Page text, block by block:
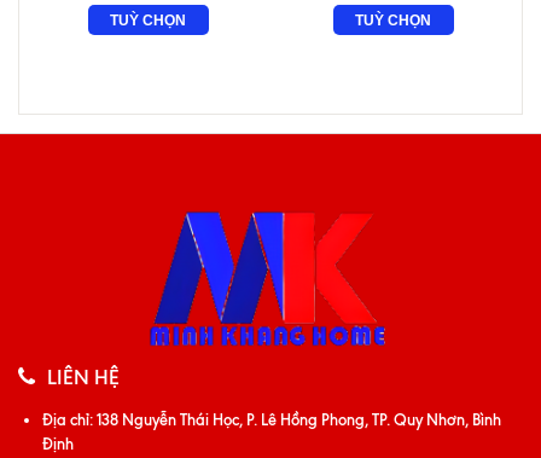
TUỲ CHỌN TUỲ CHỌN
LIÊN HỆ
Địa chỉ:138 Nguyễn Thái Học, P. Lê Hồng Phong, TP. Quy Nhơn, Bình
Định